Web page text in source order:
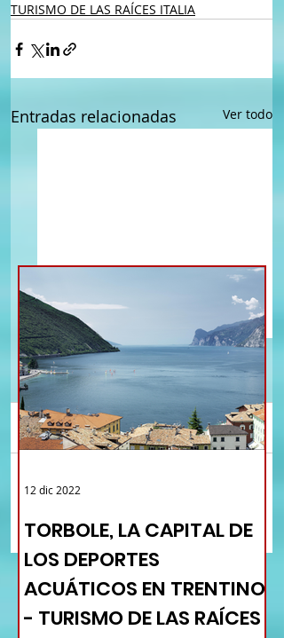
TURISMO DE LAS RAÍCES ITALIA
Entradas relacionadas Ver todo
Trentino: en el Ecomuseo
DE LAS RAÍCES - MAPA DE
LOS PUEBLOS
Comentarios
Escribir un comentario...
TORBOLE, LA CAPITAL DE
LOS DEPORTES
ACUÁTICOS EN TRENTINO
- TURISMO DE LAS RAÍCES
12 dic 2022